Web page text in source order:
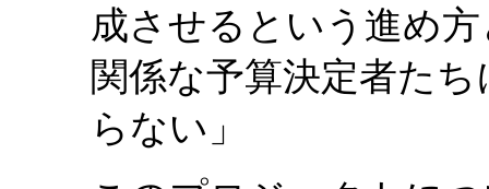
成させるという進め
関係な予算決定者た
らない」